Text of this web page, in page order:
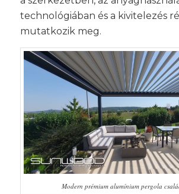
technológiában és a kivitelezés
mutatkozik meg.
Modern prémium alumínium pergola